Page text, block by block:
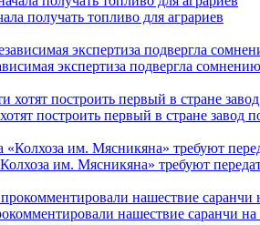
получать топливо для аграриев
экспертиза подвергла
построить первый в стране завод
им. Мясникяна» требуют
нашествие саранчи